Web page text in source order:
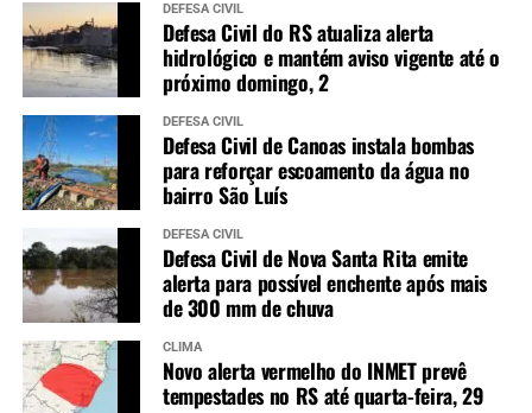
DEFESA CIVIL
Defesa Civil do RS atualiza alerta
hidrológico e mantém aviso vigente até o
próximo domingo, 2
DEFESA CIVIL
Defesa Civil de Canoas instala bombas
para reforçar escoamento da água no
bairro São Luís
DEFESA CIVIL
Defesa Civil de Nova Santa Rita emite
alerta para possível enchente após mais
de 300 mm de chuva
CLIMA
Novo alerta vermelho do INMET prevê
tempestades no RS até quarta-feira, 29